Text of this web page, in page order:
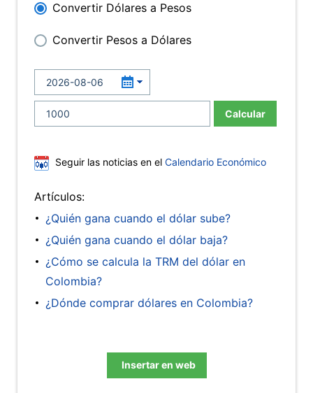
Convertir Dólares a Pesos
Convertir Pesos a Dólares
Calcular
Seguir las noticias en el Calendario Económico
Artículos:
¿Quién gana cuando el dólar sube?
¿Quién gana cuando el dólar baja?
¿Cómo se calcula la TRM del dólar en
Colombia?
¿Dónde comprar dólares en Colombia?
Insertar en web